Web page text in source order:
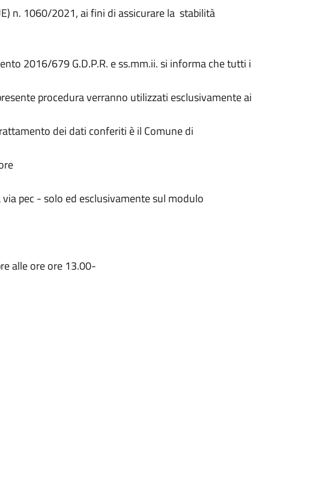
n. 1060/2021, ai fini di assicurare la stabilità
2016/679 G.D.P.R. e ss.mm.ii. si informa che tutti i
procedura verranno utilizzati esclusivamente ai
dei dati conferiti è il Comune di
pec - solo ed esclusivamente sul modulo
alle ore ore 13.00-